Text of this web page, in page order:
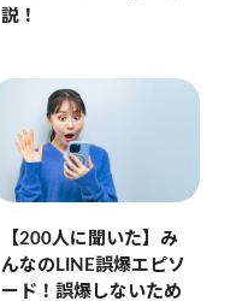
説！
【200人に聞いた】み
んなのLINE誤爆エピソ
ード！誤爆しないため